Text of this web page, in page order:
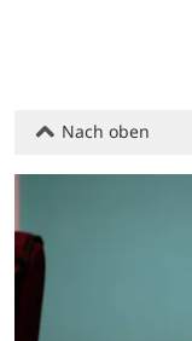
Nach oben